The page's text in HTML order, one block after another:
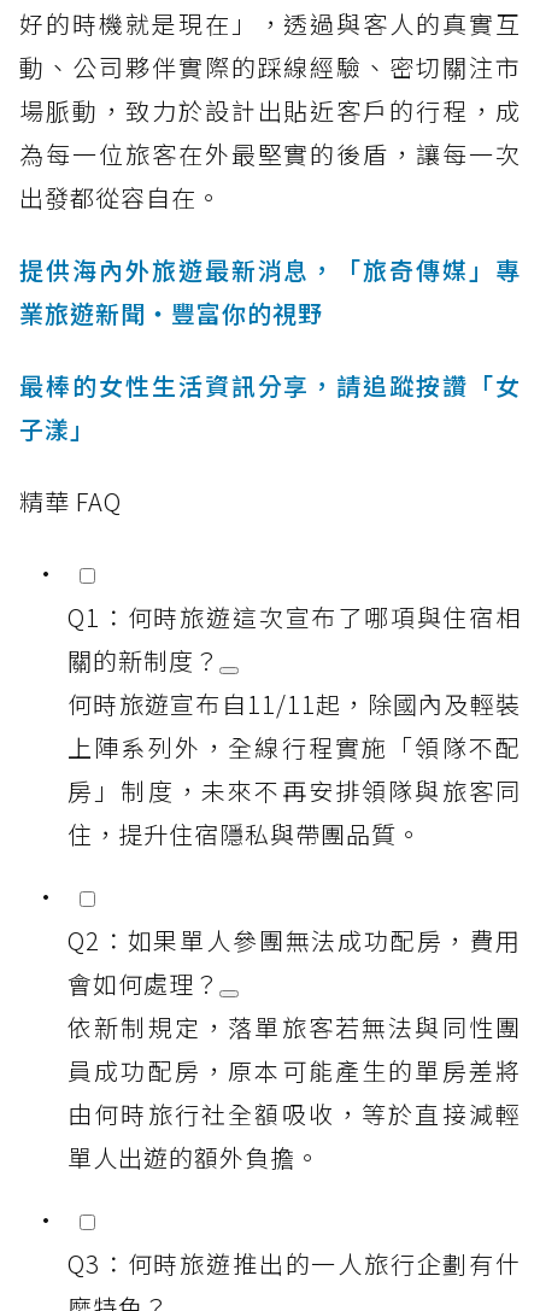
好的時機就是現在」，透過與客人的真實互
動、公司夥伴實際的踩線經驗、密切關注市
場脈動，致力於設計出貼近客戶的行程，成
為每一位旅客在外最堅實的後盾，讓每一次
出發都從容自在。
提供海內外旅遊最新消息，「旅奇傳媒」專
業旅遊新聞‧豐富你的視野
最棒的女性生活資訊分享，請追蹤按讚「女
子漾」
精華 FAQ
Q1：何時旅遊這次宣布了哪項與住宿相
關的新制度？
何時旅遊宣布自11/11起，除國內及輕裝
上陣系列外，全線行程實施「領隊不配
房」制度，未來不再安排領隊與旅客同
住，提升住宿隱私與帶團品質。
Q2：如果單人參團無法成功配房，費用
會如何處理？
依新制規定，落單旅客若無法與同性團
員成功配房，原本可能產生的單房差將
由何時旅行社全額吸收，等於直接減輕
單人出遊的額外負擔。
Q3：何時旅遊推出的一人旅行企劃有什